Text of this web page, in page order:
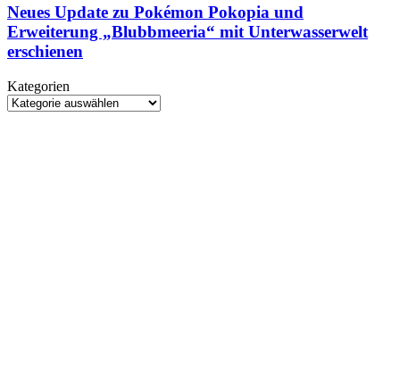
Resonant
erstmals
spielbar
zu
Pokémon
Pokopia
und
„Blubbmeeria“
mit
Neues Update zu Pokémon Pokopia und
Erweiterung „Blubbmeeria“ mit Unterwasserwelt
erschienen
Kategorien
Kategorien